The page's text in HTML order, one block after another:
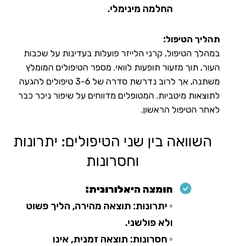
החלמה מינימלי.
תהליך הטיפול:
במהלך הטיפול, קרני הלייזר פועלות בעדינות על שכבות
העור, תוך מזעור תופעות לוואי. מספר הטיפולים המומלץ
משתנה, אך לרוב נדרשת סדרה של 3-6 טיפולים להגעה
לתוצאות מיטביות. המטופלים מדווחים על שיפור ניכר כבר
לאחר הטיפול הראשון.
השוואה בין שני הטיפולים: יתרונות
וחסרונות
חומצה היאלורונית:
◦ יתרונות: תוצאה מהירה, הליך פשוט
ולא פולשני.
◦ חסרונות: תוצאה זמנית, אינו